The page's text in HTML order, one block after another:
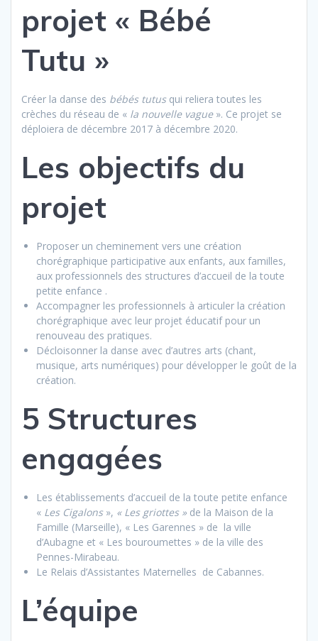
projet « Bébé
Tutu »
Créer la danse des bébés tutusqui reliera toutes les
crèches du réseau de « la nouvelle vague». Ce projet se
déploiera de décembre 2017 à décembre 2020.
Les objectifs du
projet
Proposer un cheminement vers une création
chorégraphique participative aux enfants, aux familles,
aux professionnels des structures d’accueil de la toute
petite enfance .
Accompagner les professionnels à articuler la création
chorégraphique avec leur projet éducatif pour un
renouveau des pratiques.
Décloisonner la danse avec d’autres arts (chant,
musique, arts numériques) pour développer le goût de la
création.
5 Structures
engagées
Les établissements d’accueil de la toute petite enfance
« Les Cigalons», « Les griottes » de la Maison de la
Famille (Marseille), « Les Garennes » de la ville
d’Aubagne et « Les bouroumettes » de la ville des
Pennes-Mirabeau.
Le Relais d’Assistantes Maternelles de Cabannes.
L’équipe